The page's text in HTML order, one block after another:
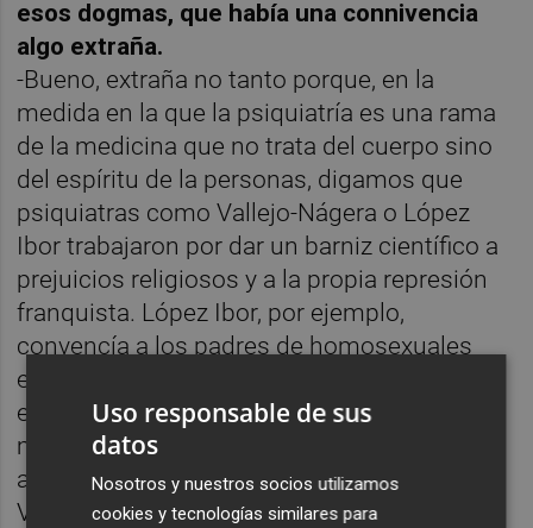
esos dogmas, que había una connivencia
algo extraña.
-Bueno, extraña no tanto porque, en la
medida en la que la psiquiatría es una rama
de la medicina que no trata del cuerpo sino
del espíritu de la personas, digamos que
psiquiatras como Vallejo-Nágera o López
Ibor trabajaron por dar un barniz científico a
prejuicios religiosos y a la propia represión
franquista. López Ibor, por ejemplo,
convencía a los padres de homosexuales
españoles de que lo de sus hijos era una
enfermedad que se podía curar y contribuyó
mucho a implantar una moral muy
asfixiante. Más grave fue la contribución de
Vallejo-Nágera que se inventó la teoría del
Uso responsable de sus
datos
Nosotros y nuestros socios utilizamos
cookies y tecnologías similares para